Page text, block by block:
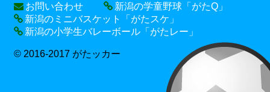
お問い合わせ
新潟の学童野球「がたQ」
新潟のミニバスケット「がたスケ」
新潟の小学生バレーボール「がたレー」
© 2016-2017 がたッカー